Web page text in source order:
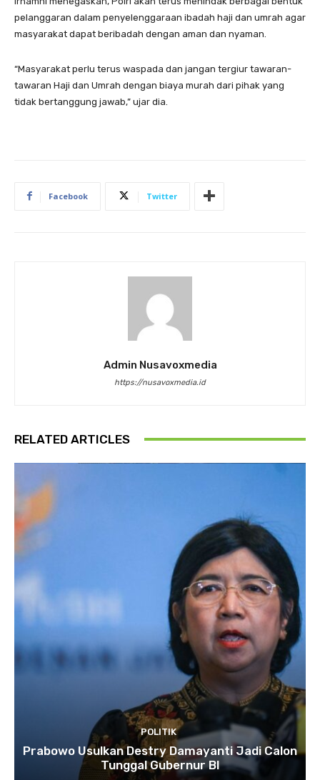
pelanggaran dalam penyelenggaraan ibadah haji dan umrah agar
masyarakat dapat beribadah dengan aman dan nyaman.
“Masyarakat perlu terus waspada dan jangan tergiur tawaran-
tawaran Haji dan Umrah dengan biaya murah dari pihak yang
tidak bertanggung jawab,” ujar dia.
Facebook Twitter
Admin Nusavoxmedia
https://nusavoxmedia.id
RELATED ARTICLES
POLITIK
Prabowo Usulkan Destry Damayanti Jadi Calon
Tunggal Gubernur BI